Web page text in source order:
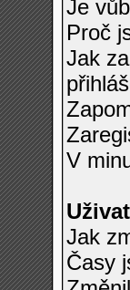
Je
Proč
Jak
V
Jak
Časy